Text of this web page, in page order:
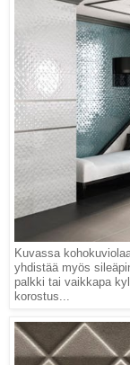
Kuvassa
yhdistää myös
palkki tai vaikkapa
korostus...